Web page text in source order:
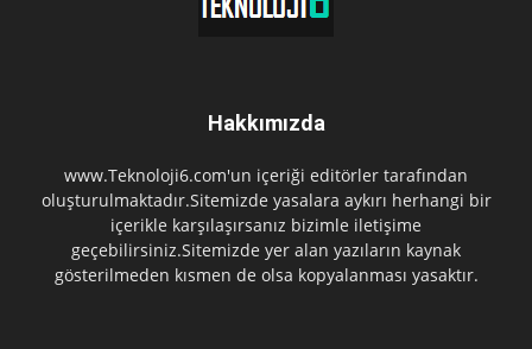
Hakkımızda
www.Teknoloji6.com'un içeriği editörler tarafından
oluşturulmaktadır.Sitemizde yasalara aykırı herhangi bir
içerikle karşılaşırsanız bizimle iletişime
geçebilirsiniz.Sitemizde yer alan yazıların kaynak
gösterilmeden kısmen de olsa kopyalanması yasaktır.